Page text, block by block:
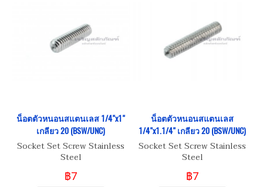
น็อตตัวหนอนสแตนเลส 1/4"x1"
เกลียว 20 (BSW/UNC)
Socket Set Screw Stainless
Steel
฿7
น็อตตัวหนอนสแตนเลส
1/4"x1.1/4" เกลียว 20 (BSW/UNC)
Socket Set Screw Stainless
Steel
฿7